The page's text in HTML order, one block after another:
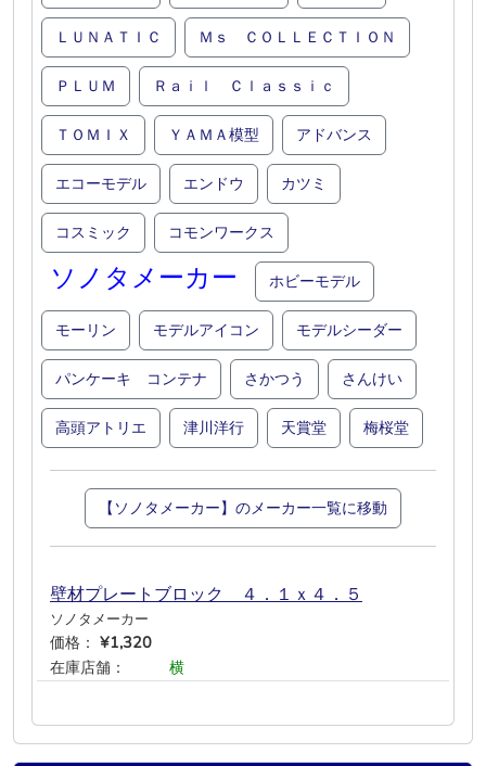
ＬＵＮＡＴＩＣ Ｍｓ ＣＯＬＬＥＣＴＩＯＮ
ＰＬＵＭ Ｒａｉｌ Ｃｌａｓｓｉｃ
ＴＯＭＩＸ ＹＡＭＡ模型 アドバンス
エコーモデル エンドウ カツミ
コスミック コモンワークス
ソノタメーカー ホビーモデル
モーリン モデルアイコン モデルシーダー
パンケーキ コンテナ さかつう さんけい
高頭アトリエ 津川洋行 天賞堂 梅桜堂
【ソノタメーカー】のメーカー一覧に移動
壁材プレートブロック ４．１ｘ４．５
ソノタメーカー
価格： ¥1,320
在庫店舗：
横